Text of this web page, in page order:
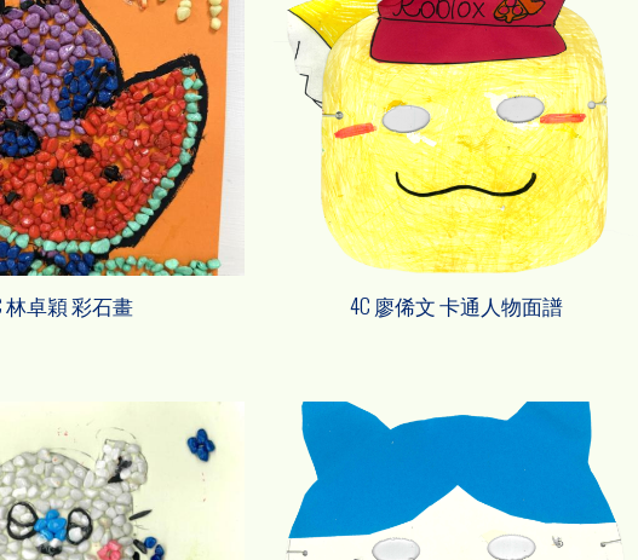
林卓穎 彩石畫 4C 廖俙文 卡通人物面譜